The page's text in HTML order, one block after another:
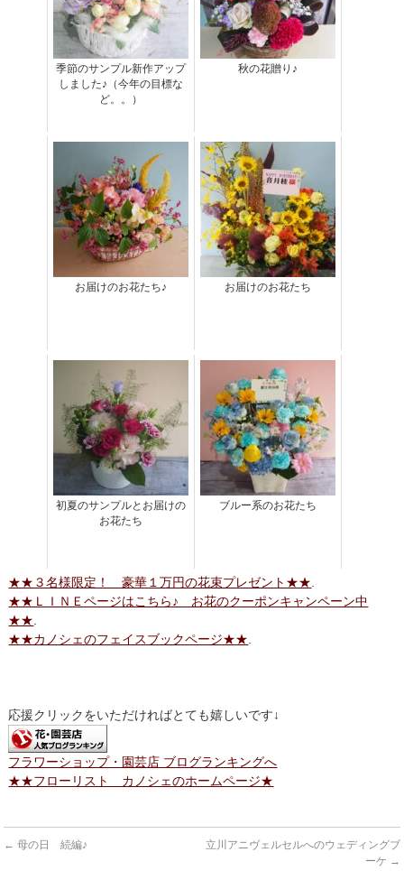
季節のサンプル新作アップ
しました♪（今年の目標な
ど。。）
秋の花贈り♪
お届けのお花たち♪ お届けのお花たち
初夏のサンプルとお届けの
お花たち
ブルー系のお花たち
★★３名様限定！ 豪華１万円の花束プレゼント★★
★★ＬＩＮＥページはこちら♪ お花のクーポンキャンペーン中
★★
★★カノシェのフェイスブックページ★★
応援クリックをいただければとても嬉しいです↓
フラワーショップ・園芸店 ブログランキングへ
★★フローリスト カノシェのホームページ★
← 母の日 続編♪
立川アニヴェルセルへのウェディングブ
ーケ →